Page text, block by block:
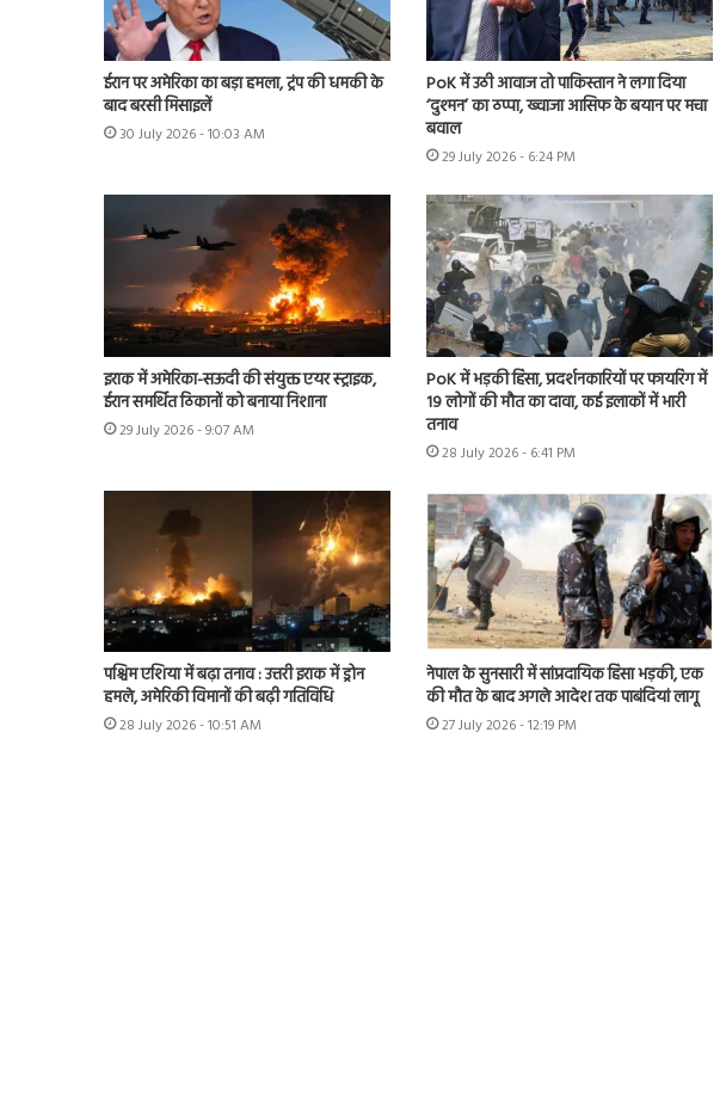
ईरान पर अमेरिका का बड़ा हमला, ट्रंप की धमकी के
बाद बरसी मिसाइलें
30 July 2026 - 10:03 AM
PoK में उठी आवाज तो पाकिस्तान ने लगा दिया
‘दुश्मन’ का ठप्पा, ख्वाजा आसिफ के बयान पर मचा
बवाल
29 July 2026 - 6:24 PM
इराक में अमेरिका-सऊदी की संयुक्त एयर स्ट्राइक,
ईरान समर्थित ठिकानों को बनाया निशाना
29 July 2026 - 9:07 AM
PoK में भड़की हिंसा, प्रदर्शनकारियों पर फायरिंग में
19 लोगों की मौत का दावा, कई इलाकों में भारी
तनाव
28 July 2026 - 6:41 PM
पश्चिम एशिया में बढ़ा तनाव : उत्तरी इराक में ड्रोन
हमले, अमेरिकी विमानों की बढ़ी गतिविधि
28 July 2026 - 10:51 AM
नेपाल के सुनसारी में सांप्रदायिक हिंसा भड़की, एक
की मौत के बाद अगले आदेश तक पाबंदियां लागू
27 July 2026 - 12:19 PM